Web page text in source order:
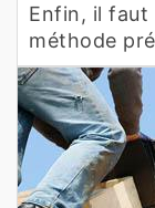
Enfin, il faut
méthode